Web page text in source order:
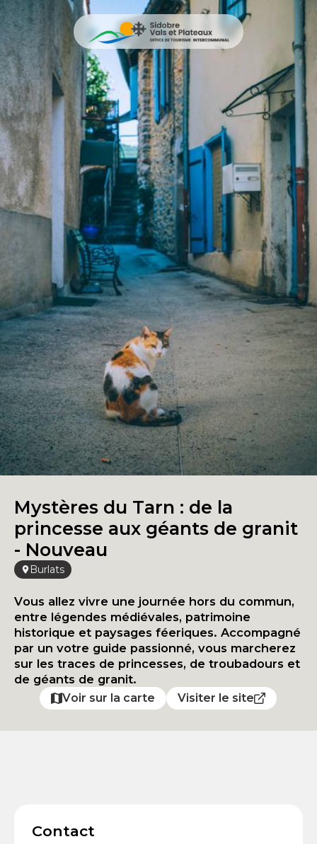
Mystères du Tarn : de la
princesse aux géants de granit
- Nouveau
Burlats
Vous allez vivre une journée hors du commun,
entre légendes médiévales, patrimoine
historique et paysages féeriques. Accompagné
par un votre guide passionné, vous marcherez
sur les traces de princesses, de troubadours et
de géants de granit.
Voir sur la carte Visiter le site
Contact